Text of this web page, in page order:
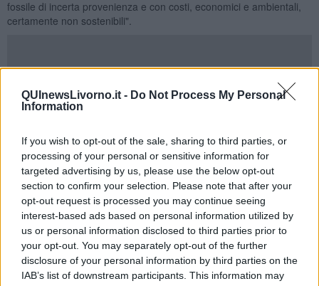
QUInewsLivorno.it - Do Not Process My Personal
Information
If you wish to opt-out of the sale, sharing to third parties, or
processing of your personal or sensitive information for
targeted advertising by us, please use the below opt-out
section to confirm your selection. Please note that after your
opt-out request is processed you may continue seeing
interest-based ads based on personal information utilized by
us or personal information disclosed to third parties prior to
your opt-out. You may separately opt-out of the further
disclosure of your personal information by third parties on the
IAB’s list of downstream participants. This information may
fossile di incerta provenienza e con costi, economici e ambientali,
certamente non sostenibili".
"La questione - prosegue la nota - riguarda un discutibile intervento
di “aggiornamento tecnologico” dell’impianto Enel, attualmente
composto da quattro generatori per una potenza complessiva di 2
utilizzando biodiesel, garantendo la fornitura di energia elettrica sia
ai circa 450 residenti che alle oltre 2.000 presenze turistiche
estive".
"Questa scelta appare in netta controtendenza rispetto agli obiettivi
europei di decarbonizzazione e contrasto al cambiamento
climatico, perseguiti sull’isola di Capraia, perla del Parco Nazionale
dell’Arcipelago Toscano, che da anni da anni segue un percorso
virtuoso di sostenibilità", prosegue la nota.
"Il “modello Capraia” è ormai riconosciuto a livello internazionale